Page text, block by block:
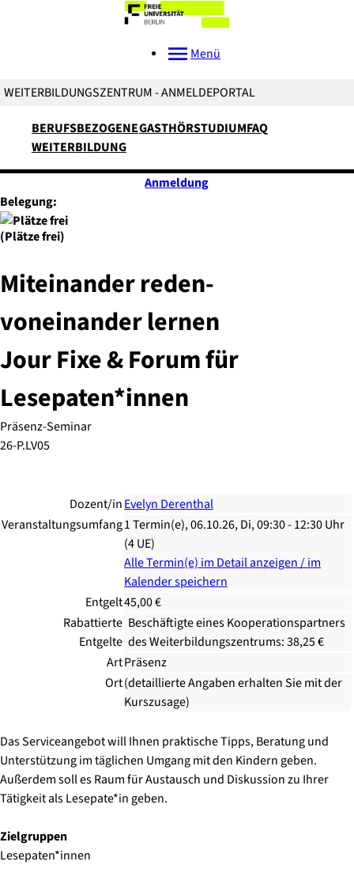
Menü
WEITERBILDUNGSZENTRUM - ANMELDEPORTAL
BERUFSBEZOGENE
WEITERBILDUNG
GASTHÖRSTUDIUMFAQ
Miteinander reden-
voneinander lernen
Jour Fixe & Forum für
Lesepaten*innen
Präsenz-Seminar
26-P.LV05
Dozent/inEvelyn Derenthal
Veranstaltungsumfang1 Termin(e), 06.10.26, Di, 09:30 - 12:30 Uhr
(4 UE)
Alle Termin(e) im Detail anzeigen / im
Kalender speichern
Entgelt45,00 €
Rabattierte
Entgelte
Beschäftigte eines Kooperationspartners
des Weiterbildungszentrums: 38,25 €
ArtPräsenz
Ort(detaillierte Angaben erhalten Sie mit der
Kurszusage)
Das Serviceangebot will Ihnen praktische Tipps, Beratung und
Unterstützung im täglichen Umgang mit den Kindern geben.
Außerdem soll es Raum für Austausch und Diskussion zu Ihrer
Tätigkeit als Lesepate*in geben.
Zielgruppen
Lesepaten*innen
Anmeldung
Belegung:
(Plätze frei)